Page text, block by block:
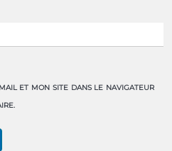
ET MON SITE DANS LE NAVIGATEUR